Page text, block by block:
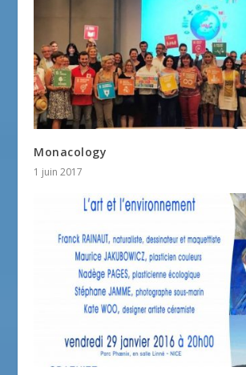
Monacology
1 juin 2017